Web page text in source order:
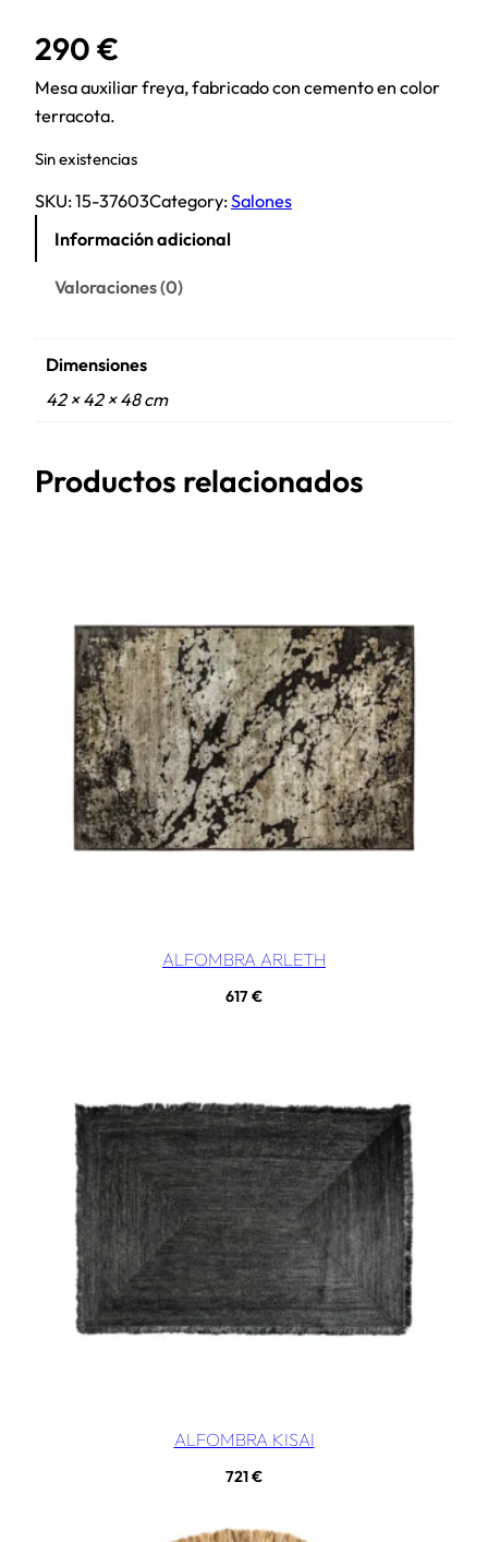
290 €
Mesa auxiliar freya, fabricado con cemento en color
terracota.
Sin existencias
SKU:15-37603Category:Salones
Información adicional
Valoraciones (0)
Dimensiones
42 × 42 × 48 cm
Productos relacionados
ALFOMBRA ARLETH
617€
ALFOMBRA KISAI
721€